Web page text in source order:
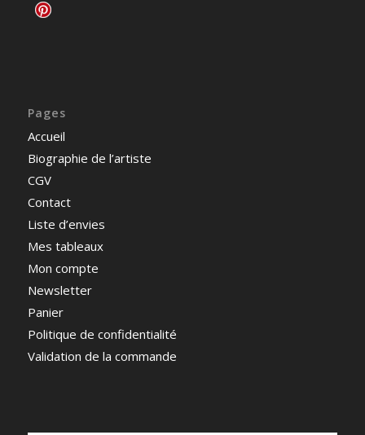
Pages
Accueil
Biographie de l’artiste
CGV
Contact
Liste d’envies
Mes tableaux
Mon compte
Newsletter
Panier
Politique de confidentialité
Validation de la commande